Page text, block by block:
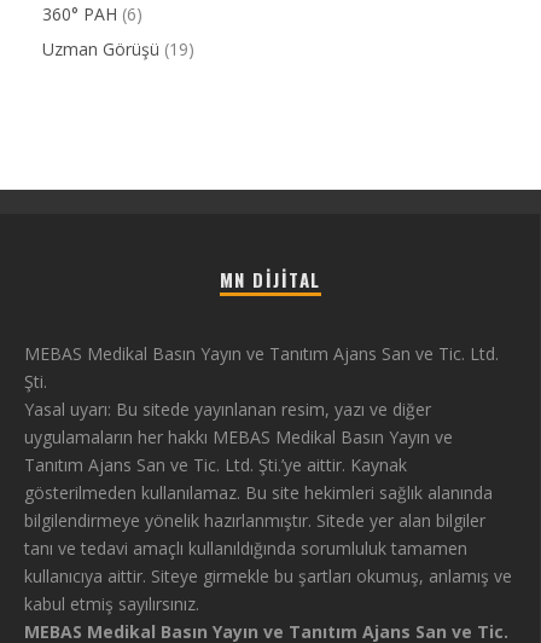
360° PAH (6)
Uzman Görüşü (19)
MN DIJITAL
MEBAS Medikal Basın Yayın ve Tanıtım Ajans San ve Tic. Ltd.
Şti.
Yasal uyarı: Bu sitede yayınlanan resim, yazı ve diğer
uygulamaların her hakkı MEBAS Medikal Basın Yayın ve
Tanıtım Ajans San ve Tic. Ltd. Şti.’ye aittir. Kaynak
gösterilmeden kullanılamaz. Bu site hekimleri sağlık alanında
bilgilendirmeye yönelik hazırlanmıştır. Sitede yer alan bilgiler
tanı ve tedavi amaçlı kullanıldığında sorumluluk tamamen
kullanıcıya aittir. Siteye girmekle bu şartları okumuş, anlamış ve
kabul etmiş sayılırsınız.
MEBAS Medikal Basın Yayın ve Tanıtım Ajans San ve Tic.